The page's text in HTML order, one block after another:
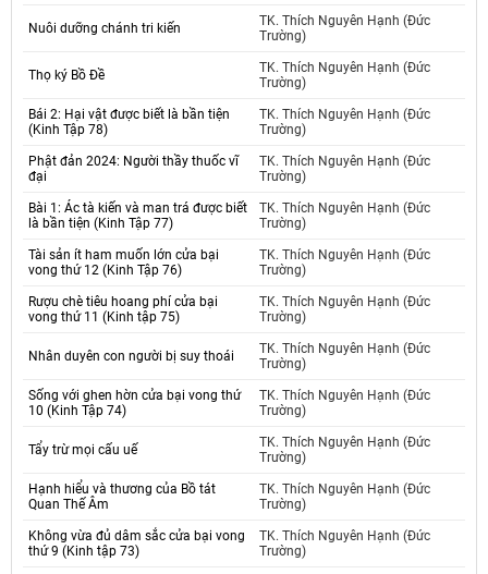
Nuôi dưỡng chánh tri kiến
TK. Thích Nguyên Hạnh (Đức
Trường)
Thọ ký Bồ Đề
TK. Thích Nguyên Hạnh (Đức
Trường)
Bái 2: Hại vật được biết là bần tiện
(Kinh Tập 78)
TK. Thích Nguyên Hạnh (Đức
Trường)
Phật đản 2024: Người thầy thuốc vĩ
đại
TK. Thích Nguyên Hạnh (Đức
Trường)
Bài 1: Ác tà kiến và man trá được biết
là bần tiện (Kinh Tập 77)
TK. Thích Nguyên Hạnh (Đức
Trường)
Tài sản ít ham muốn lớn cửa bại
vong thứ 12 (Kinh Tập 76)
TK. Thích Nguyên Hạnh (Đức
Trường)
Rượu chè tiêu hoang phí cửa bại
vong thứ 11 (Kinh tập 75)
TK. Thích Nguyên Hạnh (Đức
Trường)
Nhân duyên con người bị suy thoái
TK. Thích Nguyên Hạnh (Đức
Trường)
Sống với ghen hờn cửa bại vong thứ
10 (Kinh Tập 74)
TK. Thích Nguyên Hạnh (Đức
Trường)
Tẩy trừ mọi cấu uế
TK. Thích Nguyên Hạnh (Đức
Trường)
Hạnh hiểu và thương của Bồ tát
Quan Thế Âm
TK. Thích Nguyên Hạnh (Đức
Trường)
Không vừa đủ dâm sắc cửa bại vong
thứ 9 (Kinh tập 73)
TK. Thích Nguyên Hạnh (Đức
Trường)